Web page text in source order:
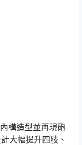
構造型並再現砲
大幅提升四肢、